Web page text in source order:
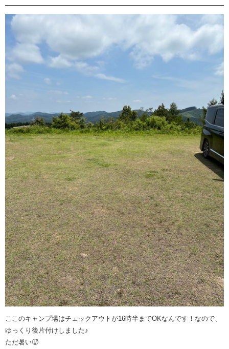
ここのキャンプ場はチェックアウトが16時半までOKなんです！なので、
ゆっくり後片付けしました♪
ただ暑い🥵